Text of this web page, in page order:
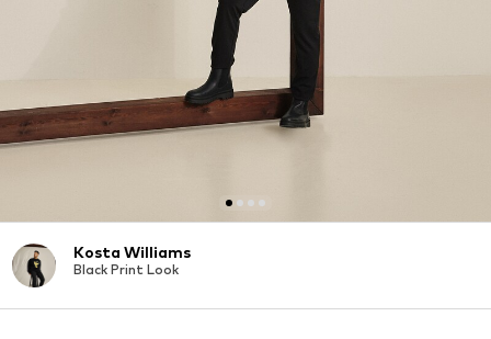
Kosta Williams
Black Print Look